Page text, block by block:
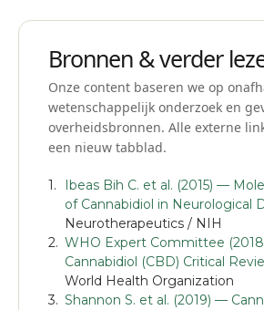
Bronnen & verder
Onze content baseren we op
wetenschappelijk onderzoek en
overheidsbronnen. Alle externe
een nieuw tabblad.
Ibeas Bih C. et al. (2015) —
of Cannabidiol in Neurological
Neurotherapeutics / NIH
WHO Expert Committee
Cannabidiol (CBD) Critical
World Health Organization
Shannon S. et al. (2019) —